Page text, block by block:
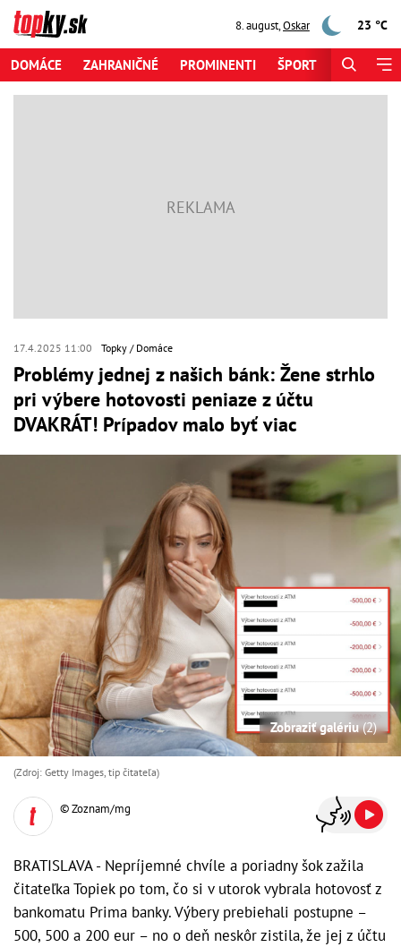
8. august,Oskar 23 °C
DOMÁCE ZAHRANIČNÉ PROMINENTI ŠPORT
17.4.2025 11:00 Topky Domáce
Problémy jednej z našich bánk: Žene strhlo
pri výbere hotovosti peniaze z účtu
DVAKRÁT! Prípadov malo byť viac
Zobraziť galériu(2)
(Zdroj: Getty Images, tip čitateľa)
© Zoznam/mg
BRATISLAVA - Nepríjemné chvíle a poriadny šok zažila
čitateľka Topiek po tom, čo si v utorok vybrala hotovosť z
bankomatu Prima banky. Výbery prebiehali postupne –
500, 500 a 200 eur – no o deň neskôr zistila, že jej z účtu